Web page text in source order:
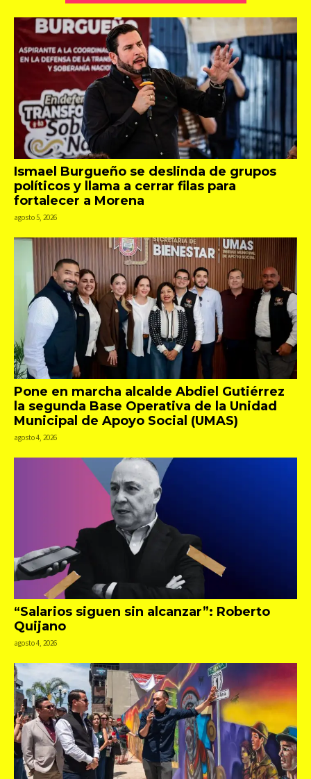
Ismael Burgueño se deslinda de grupos
políticos y llama a cerrar filas para
fortalecer a Morena
agosto 5, 2026
Pone en marcha alcalde Abdiel Gutiérrez
la segunda Base Operativa de la Unidad
Municipal de Apoyo Social (UMAS)
agosto 4, 2026
“Salarios siguen sin alcanzar”: Roberto
Quijano
agosto 4, 2026